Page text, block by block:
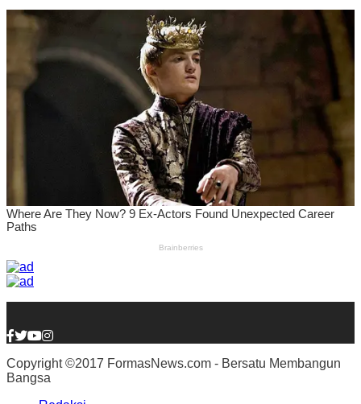
Copyright ©2017 FormasNews.com - Bersatu Membangun
Bangsa